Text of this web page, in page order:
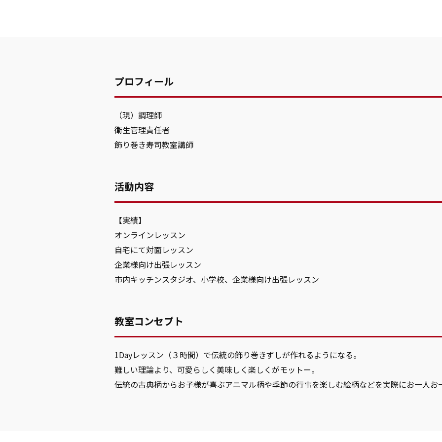
プロフィール
（現）調理師
衛生管理責任者
飾り巻き寿司教室講師
活動内容
【実績】
オンラインレッスン
自宅にて対面レッスン
企業様向け出張レッスン
市内キッチンスタジオ、小学校、企業様向け出張レッスン
教室コンセプト
1Dayレッスン（３時間）で伝統の飾り巻きずしが作れるようになる。
難しい理論より、可愛らしく美味しく楽しくがモットー。
伝統の古典柄からお子様が喜ぶアニマル柄や季節の行事を楽しむ絵柄などを実際にお一人お